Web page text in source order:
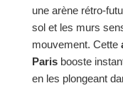
une arène rétro-
sol et les murs
mouvement. Cette
Paris booste
en les plongeant